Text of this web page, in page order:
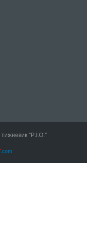
"Р.І.О."
.com